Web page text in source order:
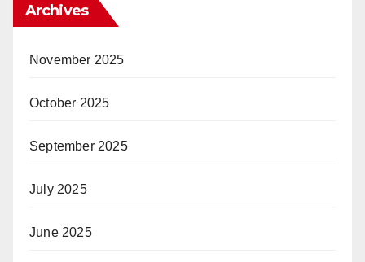
Archives
November 2025
October 2025
September 2025
July 2025
June 2025